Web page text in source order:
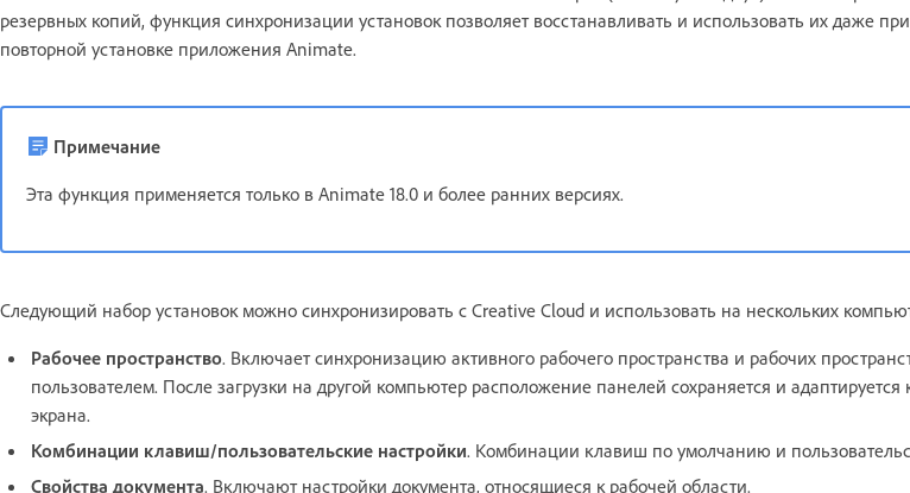
резервных копий, функция синхронизации установок позволяет восстанавливать и использовать их даже
повторной установке приложения Animate.
Примечание
Эта функция применяется только в Animate 18.0 и более ранних версиях.
Следующий набор установок можно синхронизировать с Creative Cloud и использовать на нескольких
Рабочее пространство. Включает синхронизацию активного рабочего пространства и рабочих
пользователем. После загрузки на другой компьютер расположение панелей сохраняется и
экрана.
Комбинации клавиш/пользовательские настройки. Комбинации клавиш по умолчанию и
Свойства документа. Включают настройки документа, относящиеся к рабочей области.